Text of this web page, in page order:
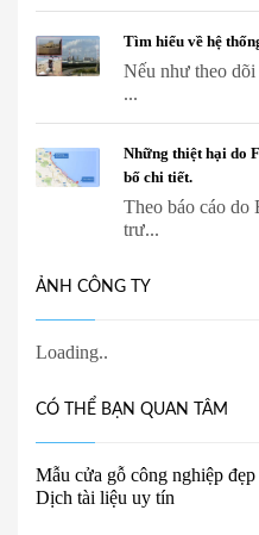
Tìm hiểu về hệ
Nếu như theo
...
Những thiệt hại do
bố chi tiết.
Theo báo cáo
trư...
ẢNH CÔNG TY
CÓ THỂ BẠN QUAN TÂM
Mẫu cửa gỗ công nghiệp đẹp
Dịch tài liệu uy tín